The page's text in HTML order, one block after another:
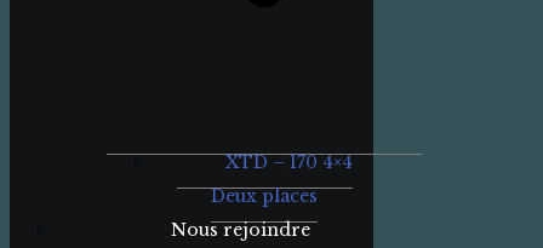
XTD – 170 4×4
Deux places
Nous rejoindre